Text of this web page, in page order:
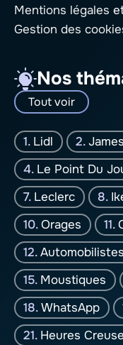
Mentions légales
Gestion des
Nos
Tout voir
Lidl
Le Point Du
Leclerc
Orages
Automobilistes
Moustiques
WhatsApp
Heures